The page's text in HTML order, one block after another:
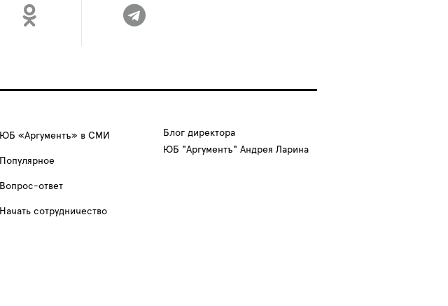
ЮБ «Аргументъ» в СМИ
Популярное
Вопрос-ответ
Начать сотрудничество
Блог директора
ЮБ "Аргументъ" Андрея Ларина